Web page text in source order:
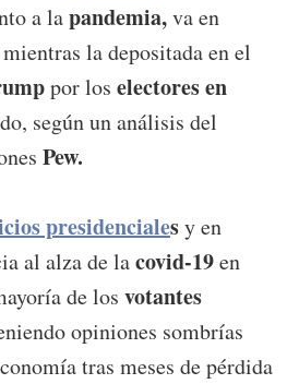
a lapandemia,va en
la depositada en el
por los electores en
según un análisis del
Pew.
presidencialesy en
al alza de lacovid-19en
de los votantes
opiniones sombrías
tras meses de pérdida